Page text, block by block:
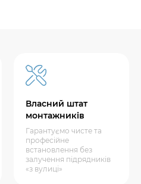
Власний штат
монтажників
Гарантуємо чисте та
професійне
встановлення без
залучення підрядників
«з вулиці»